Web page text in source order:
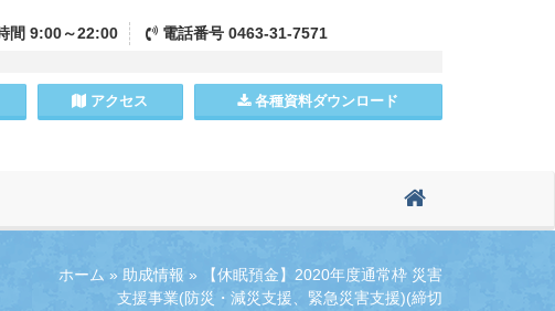
間 9:00～22:00 電話番号0463-31-7571
アクセス 各種資料ダウンロード
ホーム » 助成情報 »
【休眠預金】2020年度通常枠 災害
支援事業(防災・減災支援、緊急災害支援)(締切